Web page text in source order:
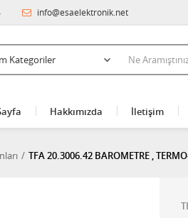
info@esaelektronik.net
Hakkımızda İletişim
TFA 20.3006.42 BAROMETRE ,